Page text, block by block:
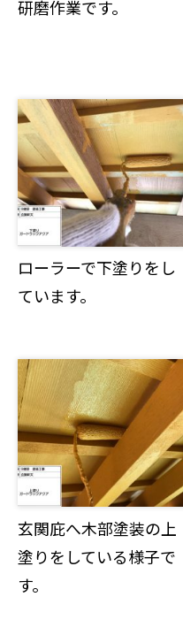
研磨作業です。
ローラーで下塗りをし
ています。
玄関庇へ木部塗装の上
塗りをしている様子で
す。